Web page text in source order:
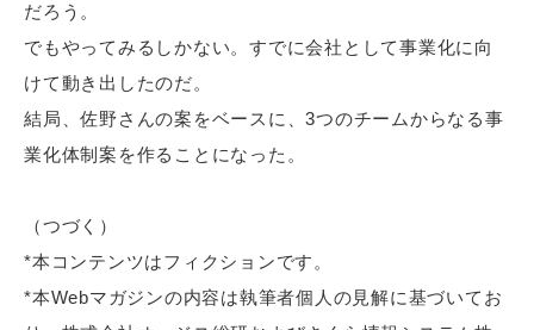
だろう。
でもやってみるしかない。すでに会社として事業化に向
けて動き出したのだ。
結局、佐野さんの案をベースに、3つのチームからなる事
業化体制案を作ることになった。
（つづく）
*本コンテンツはフィクションです。
*本Webマガジンの内容は執筆者個人の見解に基づいてお